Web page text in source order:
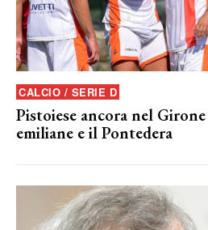
CALCIO / SERIE D
Pistoiese ancora nel
emiliane e il Pontedera